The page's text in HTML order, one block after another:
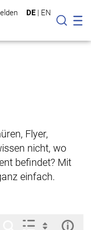
DE | EN
Suche
Flyer,
nicht, wo
befindet? Mit
einfach.